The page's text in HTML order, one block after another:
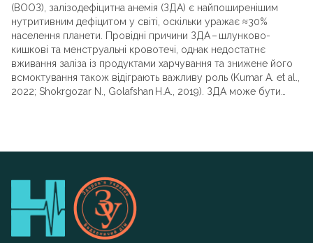
поєднанні з вітаміном С
(ВООЗ), залізодефіцитна анемія (ЗДА) є найпоширенішим
нутритивним дефіцитом у світі, оскільки уражає ≈30%
населення планети. Провідні причини ЗДА – ​шлунково-
кишкові та менструальні кровотечі, однак недостатнє
вживання заліза із продуктами харчування та знижене його
всмоктування також відіграють важливу роль (Kumar A. et al.,
2022; Shokrgozar N., Golafshan H. A., 2019). ЗДА може бути